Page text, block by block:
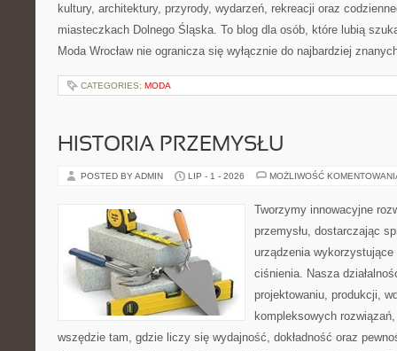
kultury, architektury, przyrody, wydarzeń, rekreacji oraz
miasteczkach Dolnego Śląska. To blog dla osób, które lubią
Moda Wrocław nie ogranicza się wyłącznie do najbardziej
CATEGORIES: MODA
HISTORIA PRZEMYSŁU
POSTED BY ADMIN LIP - 1 - 2026 MOŻLIWOŚĆ
Tworzymy innowacyjne
przemysłu, dostarczając
urządzenia
ciśnienia. Nasza
projektowaniu, produkcji,
kompleksowych
wszędzie tam, gdzie liczy się wydajność, dokładność oraz